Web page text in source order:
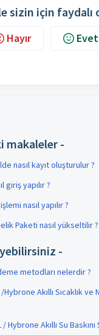
sizin için faydalı
Hayır Evet
makaleler -
nasıl kayıt oluşturulur ?
giriş yapılır ?
nasıl yapılır ?
Paketi nasıl yükseltilir ?
-
metodları nelerdir ?
/Hybrone Akıllı Sıcaklık
/ Hybrone Akıllı Su